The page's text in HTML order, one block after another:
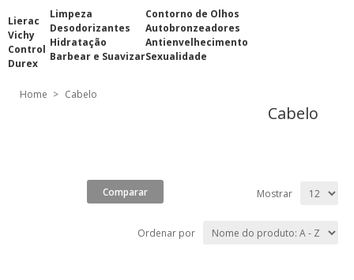
Lierac
Vichy
Control
Durex
Limpeza
Desodorizantes
Hidratação
Barbear e Suavizar
Contorno de Olhos
Autobronzeadores
Antienvelhecimento
Sexualidade
Home > Cabelo
Cabelo
Mostrar
Ordenar por